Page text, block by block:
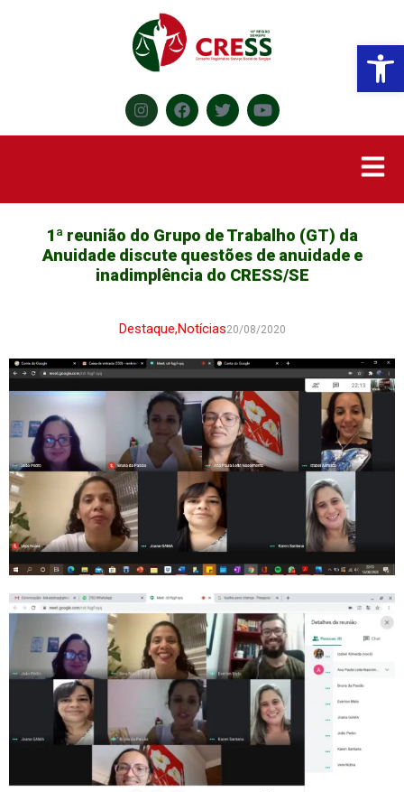
1ª reunião do Grupo de Trabalho (GT) da
Anuidade discute questões de anuidade e
inadimplência do CRESS/SE
Destaque,Notícias20/08/2020